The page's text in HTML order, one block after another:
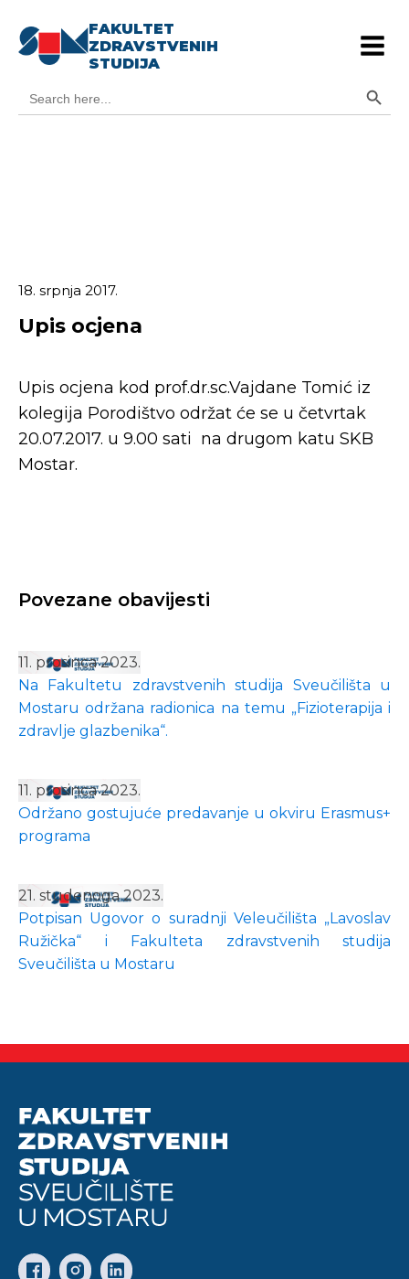
FAKULTET
ZDRAVSTVENIH
STUDIJA
for:
18. srpnja 2017.
Upis ocjena
Upis ocjena kod prof.dr.sc.Vajdane Tomić iz
kolegija Porodištvo održat će se u četvrtak
20.07.2017. u 9.00 sati na drugom katu SKB
Mostar.
Povezane obavijesti
11. prosinca 2023.
Na Fakultetu zdravstvenih studija Sveučilišta u
Mostaru održana radionica na temu „Fizioterapija i
zdravlje glazbenika“.
11. prosinca 2023.
Održano gostujuće predavanje u okviru Erasmus+
programa
21. studenoga 2023.
Potpisan Ugovor o suradnji Veleučilišta „Lavoslav
Ružička“ i Fakulteta zdravstvenih studija
Sveučilišta u Mostaru